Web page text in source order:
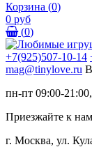
Корзина (0)
0 руб
(0)
+7(925)507-10-14
mag@tinylove.ru
пн-пт 09:00-
Приезжайте к
г. Москва, ул.